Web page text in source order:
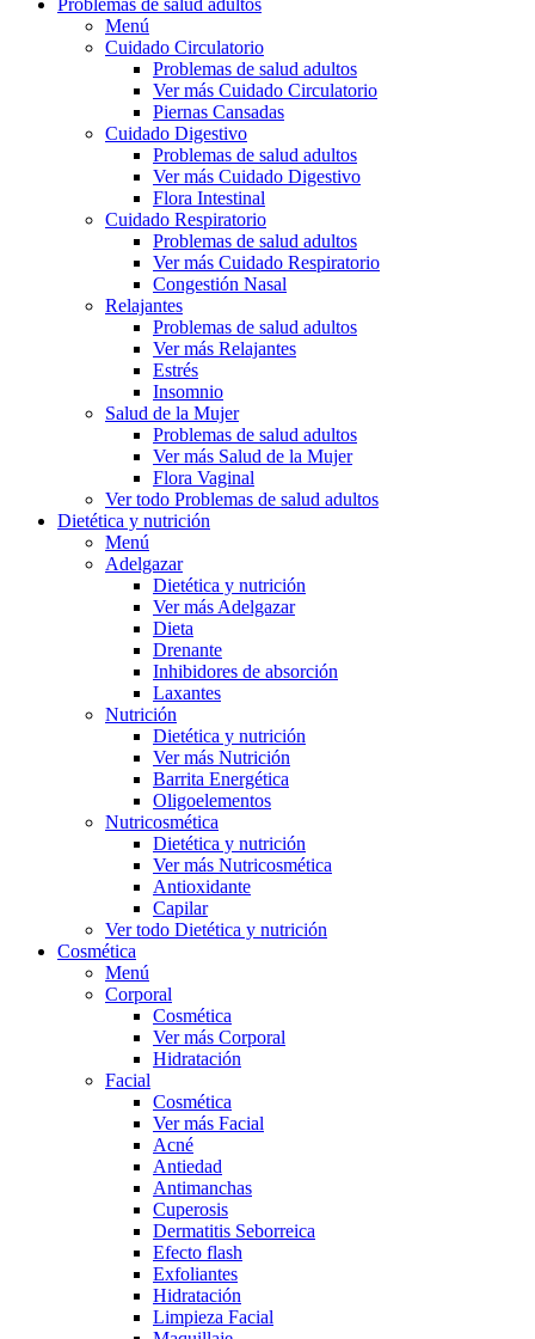
Problemas de salud adultos
Menú
Cuidado Circulatorio
Problemas de salud adultos
Ver más Cuidado Circulatorio
Piernas Cansadas
Cuidado Digestivo
Problemas de salud adultos
Ver más Cuidado Digestivo
Flora Intestinal
Cuidado Respiratorio
Problemas de salud adultos
Ver más Cuidado Respiratorio
Congestión Nasal
Relajantes
Problemas de salud adultos
Ver más Relajantes
Estrés
Insomnio
Salud de la Mujer
Problemas de salud adultos
Ver más Salud de la Mujer
Flora Vaginal
Ver todo Problemas de salud adultos
Dietética y nutrición
Menú
Adelgazar
Dietética y nutrición
Ver más Adelgazar
Dieta
Drenante
Inhibidores de absorción
Laxantes
Nutrición
Dietética y nutrición
Ver más Nutrición
Barrita Energética
Oligoelementos
Nutricosmética
Dietética y nutrición
Ver más Nutricosmética
Antioxidante
Capilar
Ver todo Dietética y nutrición
Cosmética
Menú
Corporal
Cosmética
Ver más Corporal
Hidratación
Facial
Cosmética
Ver más Facial
Acné
Antiedad
Antimanchas
Cuperosis
Dermatitis Seborreica
Efecto flash
Exfoliantes
Hidratación
Limpieza Facial